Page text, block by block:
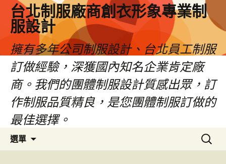
台北制服廠商創衣形象專業制
服設計
擁有多年公司制服設計、台北員工制服
訂做經驗，深獲國內知名企業肯定廠
商。我們的團體制服設計質感出眾，訂
作制服品質精良，是您團體制服訂做的
最佳選擇。
選單
搜
尋